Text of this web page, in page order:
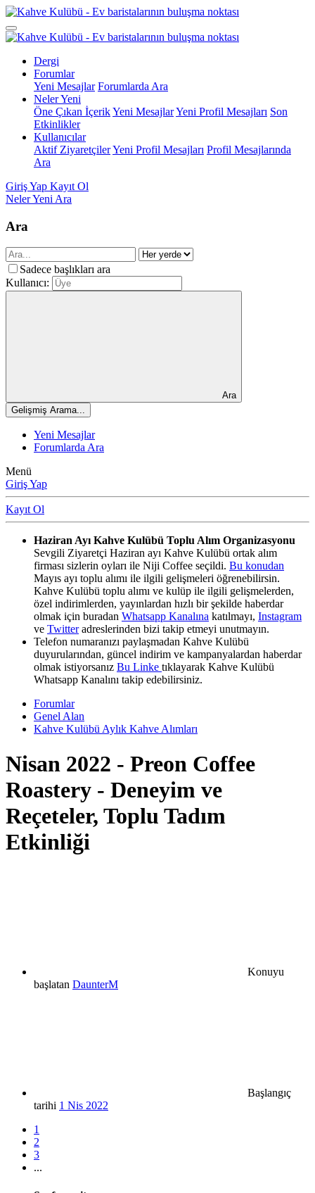
Dergi
Forumlar
Yeni Mesajlar Forumlarda Ara
Neler Yeni
Öne Çıkan İçerikYeni MesajlarYeni Profil Mesajları Son
Etkinlikler
Kullanıcılar
Aktif ZiyaretçilerYeni Profil Mesajları Profil Mesajlarında
Ara
Giriş Yap Kayıt Ol
Neler Yeni Ara
Ara
Sadece başlıkları ara
Kullanıcı:
Ara
Gelişmiş Arama...
Yeni Mesajlar
Forumlarda Ara
Menü
Giriş Yap
Kayıt Ol
Haziran Ayı Kahve Kulübü Toplu Alım Organizasyonu
Sevgili Ziyaretçi Haziran ayı Kahve Kulübü ortak alım
firması sizlerin oyları ile Niji Coffee seçildi. Bu konudan
Mayıs ayı toplu alımı ile ilgili gelişmeleri öğrenebilirsin.
Kahve Kulübü toplu alımı ve kulüp ile ilgili gelişmelerden,
özel indirimlerden, yayınlardan hızlı bir şekilde haberdar
olmak için buradan Whatsapp Kanalına katılmayı, Instagram
ve Twitteradreslerinden bizi takip etmeyi unutmayın.
Telefon numaranızı paylaşmadan Kahve Kulübü
duyurularından, güncel indirim ve kampanyalardan haberdar
olmak istiyorsanız Bu Linke tıklayarak Kahve Kulübü
Whatsapp Kanalını takip edebilirsiniz.
Forumlar
Genel Alan
Kahve Kulübü Aylık Kahve Alımları
Nisan 2022 - Preon Coffee
Roastery - Deneyim ve
Reçeteler, Toplu Tadım
Etkinliği
Konuyu
başlatan DaunterM
Başlangıç
tarihi 1 Nis 2022
1
2
3
...